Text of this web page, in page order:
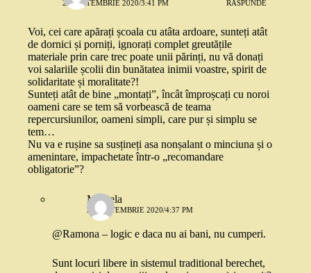
22 SEPTEMBRIE 2020/3:41 PM RĂSPUNDE
Voi, cei care apărați școala cu atâta ardoare, sunteți atât
de dornici și porniți, ignorați complet greutățile
materiale prin care trec poate unii părinți, nu vă donați
voi salariile școlii din bunătatea inimii voastre, spirit de
solidaritate și moralitate?!
Sunteți atât de bine „montați”, încât împroșcați cu noroi
oameni care se tem să vorbească de teama
repercursiunilor, oameni simpli, care pur și simplu se
tem…
Nu va e rușine sa susțineți asa nonșalant o minciuna și o
amenintare, impachetate într-o „recomandare
obligatorie”?
Mihaela
22 SEPTEMBRIE 2020/4:37 PM
@Ramona – logic e daca nu ai bani, nu cumperi.
Sunt locuri libere in sistemul traditional berechet,